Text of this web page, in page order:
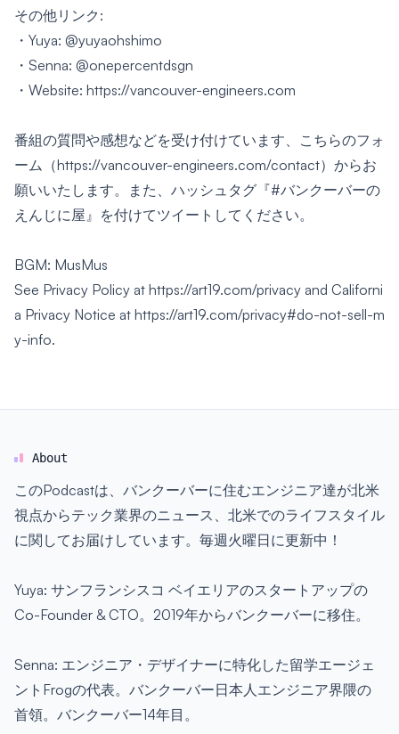
その他リンク:
・Yuya: @yuyaohshimo
・Senna: @onepercentdsgn
・Website: https://vancouver-engineers.com
番組の質問や感想などを受け付けています、こちらのフォ
ーム （https://vancouver-engineers.com/contact）からお
願いいたします。また、ハッシュタグ『#バンクーバーの
えんじに屋』を付けてツイートしてください。
BGM: MusMus
See Privacy Policy at https://art19.com/privacy and Californi
a Privacy Notice at https://art19.com/privacy#do-not-sell-m
y-info.
About
このPodcastは、バンクーバーに住むエンジニア達が北米
視点からテック業界のニュース、北米でのライフスタイル
に関してお届けしています。毎週火曜日に更新中！
Yuya: サンフランシスコ ベイエリアのスタートアップの
Co-Founder & CTO。2019年からバンクーバーに移住。
Senna: エンジニア・デザイナーに特化した留学エージェ
ントFrogの代表。バンクーバー日本人エンジニア界隈の
首領。バンクーバー14年目。